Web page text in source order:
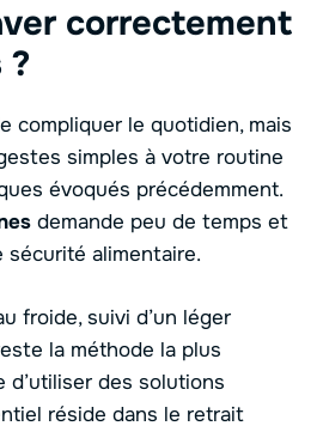
correctement
?
compliquer le quotidien, mais
simples à votre routine
évoqués précédemment.
demande peu de temps et
sécurité alimentaire.
froide, suivi d’un léger
la méthode la plus
d’utiliser des solutions
réside dans le retrait